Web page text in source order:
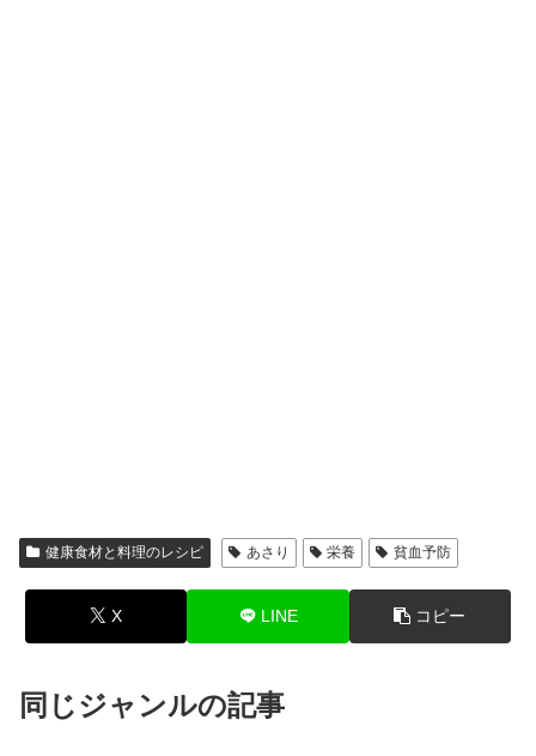
健康食材と料理のレシピ あさり 栄養 貧血予防
X LINE コピー
同じジャンルの記事